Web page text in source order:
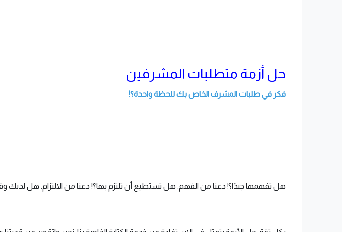
حل أزمة متطلبات المشرفين
فكر في طلبات المشرف الخاص بك للحظة واحدة؟!
هل تفهمها جيدًا؟! دعنا من الفهم. هل تستطيع أن تلتزم بها؟! دعنا من الالتزام. هل لديك